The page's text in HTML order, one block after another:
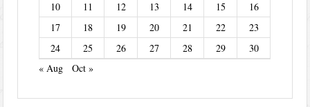
10 11 12 13 14 15
16
17
18 19 20 21 22
23
24
25 26 27 28 29
30
« Aug
Oct »